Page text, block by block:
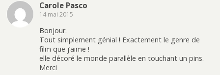
Carole Pasco
14 mai 2015
Bonjour.
Tout simplement génial ! Exactement le genre de
film que j’aime !
elle décoré le monde parallèle en touchant un pins.
Merci